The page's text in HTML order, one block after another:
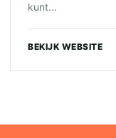
kunt...
BEKIJK WEBSITE